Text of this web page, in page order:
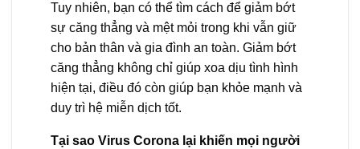
Tuy nhiên, bạn có thể tìm cách để giảm bớt
sự căng thẳng và mệt mỏi trong khi vẫn giữ
cho bản thân và gia đình an toàn. Giảm bớt
căng thẳng không chỉ giúp xoa dịu tình hình
hiện tại, điều đó còn giúp bạn khỏe mạnh và
duy trì hệ miễn dịch tốt.
Tại sao Virus Corona lại khiến mọi người